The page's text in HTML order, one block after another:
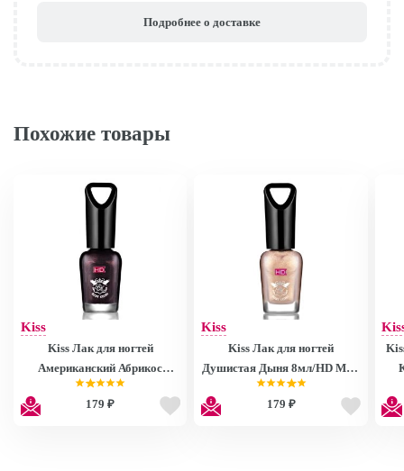
Подробнее о доставке
Похожие товары
Kiss
Kiss Лак для ногтей
Американский Абрикос
8мл/HD Mini Nail Polish
MNP28
179 ₽
Kiss
Kiss Лак для ногтей
Душистая Дыня 8мл/HD Mini
Nail Polish MNP27
179 ₽